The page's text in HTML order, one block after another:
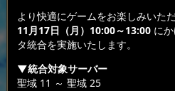
より快適にゲームをお楽しみいただ
11月17日（月）10:00～13:00にか
タ統合を実施いたします。
▼統合対象サーバー
聖域 11 ～ 聖域 25